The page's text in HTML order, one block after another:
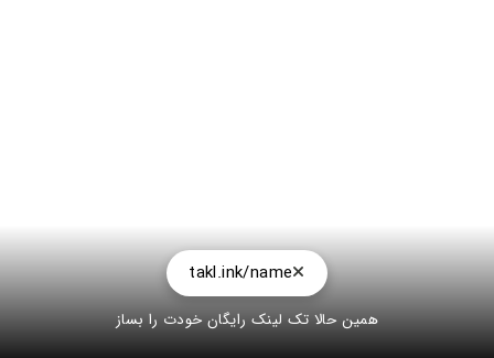
takl.ink/name
همین حالا تک لینک رایگان خودت را بساز